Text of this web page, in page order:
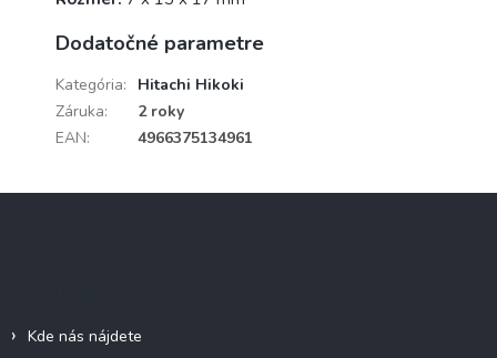
Dodatočné parametre
Kategória:
Hitachi Hikoki
Záruka:
2 roky
EAN: 4966375134961
Kde nás nájdete